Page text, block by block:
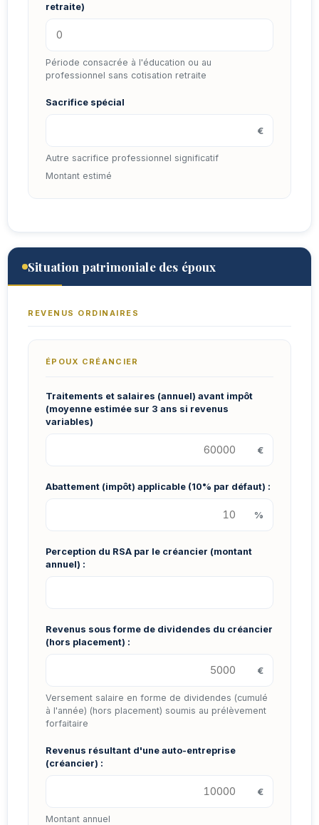
retraite)
Période consacrée à l'éducation ou au
professionnel sans cotisation retraite
Sacrifice spécial
€
Autre sacrifice professionnel significatif
Montant estimé
Situation patrimoniale des époux
REVENUS ORDINAIRES
ÉPOUX CRÉANCIER
Traitements et salaires (annuel) avant impôt
(moyenne estimée sur 3 ans si revenus
variables)
€
Abattement (impôt) applicable (10% par défaut) :
%
Perception du RSA par le créancier (montant
annuel) :
Revenus sous forme de dividendes du créancier
(hors placement) :
€
Versement salaire en forme de dividendes (cumulé
à l'année) (hors placement) soumis au prélèvement
forfaitaire
Revenus résultant d'une auto-entreprise
(créancier) :
€
Montant annuel